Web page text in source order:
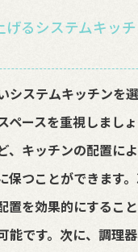
げるシステムキッ
システムキッチンを
ペースを重視しまし
、キッチンの配置に
保つことができます
置を効果的にするこ
能です。次に、調理